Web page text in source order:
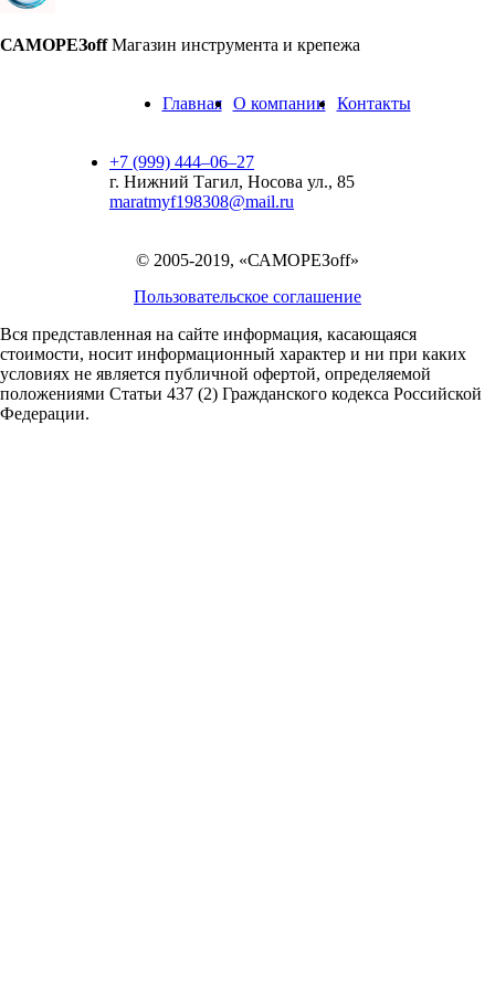
САМОРЕЗoff Магазин инструмента и крепежа
Главная О компании Контакты
+7 (999) 444‒06‒27
г. Нижний Тагил, Носова ул., 85
maratmyf198308@mail.ru
© 2005-2019, «САМОРЕЗoff»
Пользовательское соглашение
Вся представленная на сайте информация, касающаяся
стоимости, носит информационный характер и ни при каких
условиях не является публичной офертой, определяемой
положениями Статьи 437 (2) Гражданского кодекса Российской
Федерации.